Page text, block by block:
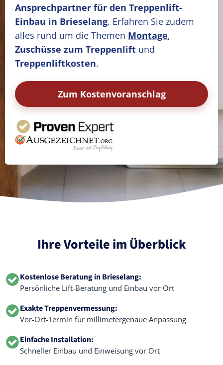
Ansprechpartner für den Treppenlift-
Einbau in Brieselang. Erfahren Sie zudem
alles rund um die Themen Montage,
Zuschüsse zum Treppenlift und
Treppenliftkosten.
Zum Kostenvoranschlag
Ihre Vorteile im Überblick
Kostenlose Beratung in Brieselang:
Persönliche Lift-Beratung und Einbau vor Ort
Exakte Treppenvermessung:
Vor-Ort-Termin für millimetergenaue Anpassung
Einfache Installation:
Schneller Einbau und Einweisung vor Ort